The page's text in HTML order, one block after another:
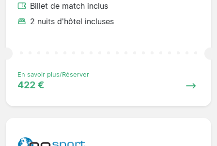
Billet de match inclus
2 nuits d'hôtel incluses
En savoir plus/Réserver
422 €